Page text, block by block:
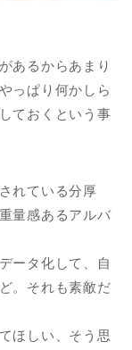
あるからあまり
っぱり何かしら
ておくという事
れている分厚
量感あるアルバ
ータ化して、自
。それも素敵だ
ほしい、そう思